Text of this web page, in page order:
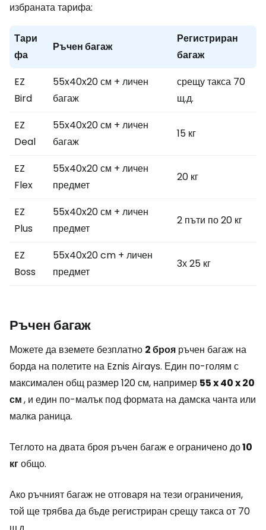
избраната тарифа:
Тари
фа
Ръчен багаж
Регистриран
багаж
EZ
Bird
55x40x20 см + личен
багаж
срещу такса 70
щ.д.
EZ
Deal
55x40x20 см + личен
багаж
15 кг
EZ
Flex
55x40x20 см + личен
предмет
20 кг
EZ
Plus
55x40x20 см + личен
предмет
2 пъти по 20 кг
EZ
Boss
55x40x20 cm + личен
предмет
3х 25 кг
Ръчен багаж
Можете да вземете безплатно 2 броя ръчен багаж на
борда на полетите на Eznis Airays. Един по-голям с
максимален общ размер 120 см, например 55 x 40 x 20
см, и един по-малък под формата на дамска чанта или
малка раница.
Теглото на двата броя ръчен багаж е ограничено до10
кгобщо.
Ако ръчният багаж не отговаря на тези ограничения,
той ще трябва да бъде регистриран срещу такса от 70